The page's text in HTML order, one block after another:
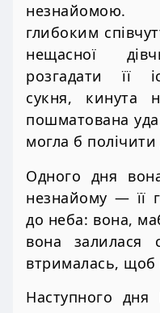
глибоким
нещасної
розгадати її
сукня, кинута
пошматована
могла б полічити
Одного дня
незнайому — її
до неба: вона,
вона залилася
втрималась, щоб
Наступного дня